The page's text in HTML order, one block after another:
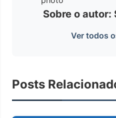
Sobre o autor:
Ver todos
Posts